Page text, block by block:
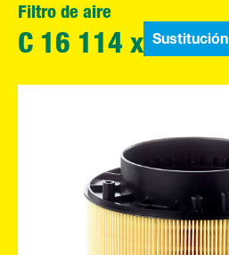
Filtro de aire
C 16 114 x Sustitución